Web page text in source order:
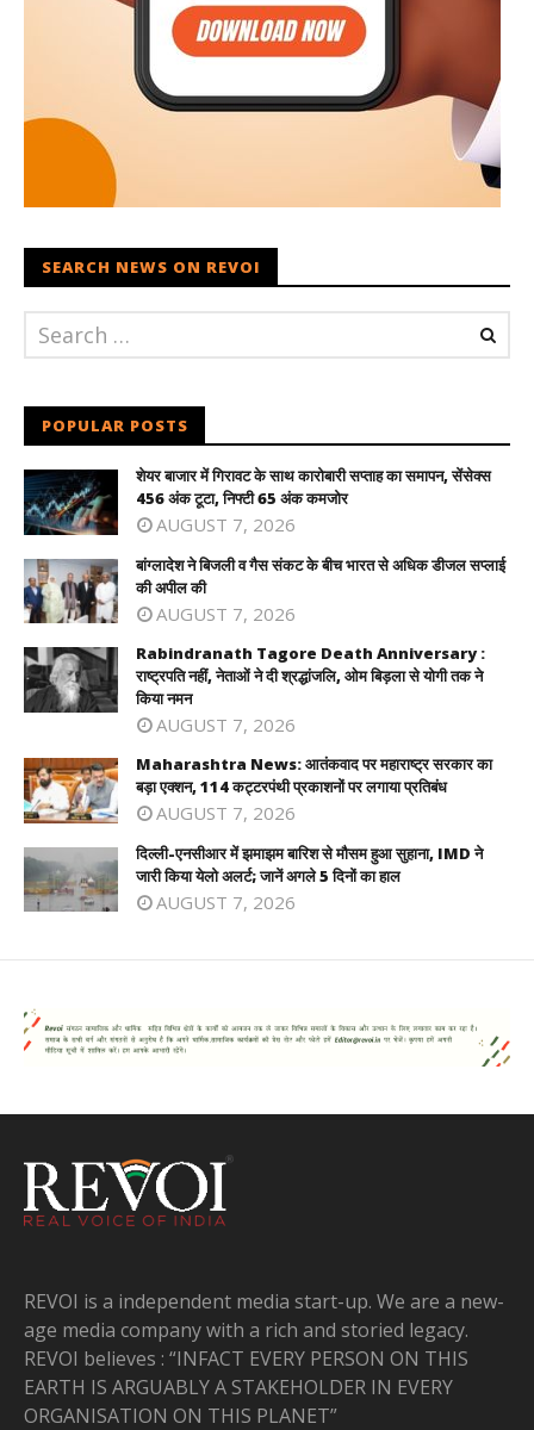
SEARCH NEWS ON REVOI
POPULAR POSTS
शेयर बाजार में गिरावट के साथ कारोबारी सप्ताह का समापन, सेंसेक्स
456 अंक टूटा, निफ्टी 65 अंक कमजोर
AUGUST 7, 2026
बांग्लादेश ने बिजली व गैस संकट के बीच भारत से अधिक डीजल सप्लाई
की अपील की
AUGUST 7, 2026
Rabindranath Tagore Death Anniversary :
राष्ट्रपति नहीं, नेताओं ने दी श्रद्धांजलि, ओम बिड़ला से योगी तक ने
किया नमन
AUGUST 7, 2026
Maharashtra News: आतंकवाद पर महाराष्ट्र सरकार का
बड़ा एक्शन, 114 कट्टरपंथी प्रकाशनों पर लगाया प्रतिबंध
AUGUST 7, 2026
दिल्ली-एनसीआर में झमाझम बारिश से मौसम हुआ सुहाना, IMD ने
जारी किया येलो अलर्ट; जानें अगले 5 दिनों का हाल
AUGUST 7, 2026
REVOI is a independent media start-up. We are a new-
age media company with a rich and storied legacy.
REVOI believes : “INFACT EVERY PERSON ON THIS
EARTH IS ARGUABLY A STAKEHOLDER IN EVERY
ORGANISATION ON THIS PLANET”